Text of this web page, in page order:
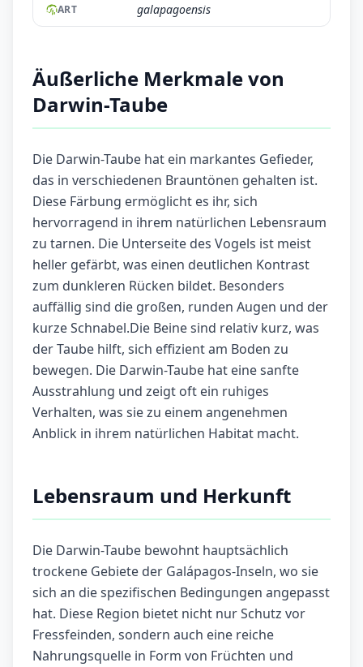
ART galapagoensis
Äußerliche Merkmale von
Darwin-Taube
Die Darwin-Taube hat ein markantes Gefieder,
das in verschiedenen Brauntönen gehalten ist.
Diese Färbung ermöglicht es ihr, sich
hervorragend in ihrem natürlichen Lebensraum
zu tarnen. Die Unterseite des Vogels ist meist
heller gefärbt, was einen deutlichen Kontrast
zum dunkleren Rücken bildet. Besonders
auffällig sind die großen, runden Augen und der
kurze Schnabel.Die Beine sind relativ kurz, was
der Taube hilft, sich effizient am Boden zu
bewegen. Die Darwin-Taube hat eine sanfte
Ausstrahlung und zeigt oft ein ruhiges
Verhalten, was sie zu einem angenehmen
Anblick in ihrem natürlichen Habitat macht.
Lebensraum und Herkunft
Die Darwin-Taube bewohnt hauptsächlich
trockene Gebiete der Galápagos-Inseln, wo sie
sich an die spezifischen Bedingungen angepasst
hat. Diese Region bietet nicht nur Schutz vor
Fressfeinden, sondern auch eine reiche
Nahrungsquelle in Form von Früchten und